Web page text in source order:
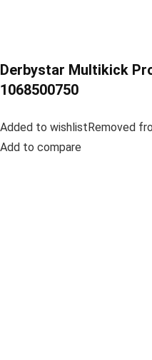
Derbystar Multikick
1068500750
Added to wishlistRemoved
Add to compare